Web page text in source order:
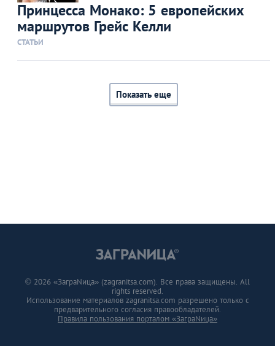
Принцесса Монако: 5 европейских
маршрутов Грейс Келли
СТАТЬИ
Показать еще
© 2026 «ЗаграNица» (zagranitsa.com). Все права защищены. All
rights reserved.
Использование материалов zagranitsa.com разрешено только с
предварительного согласия правообладателей.
Правила пользования порталом «ЗаграNица»